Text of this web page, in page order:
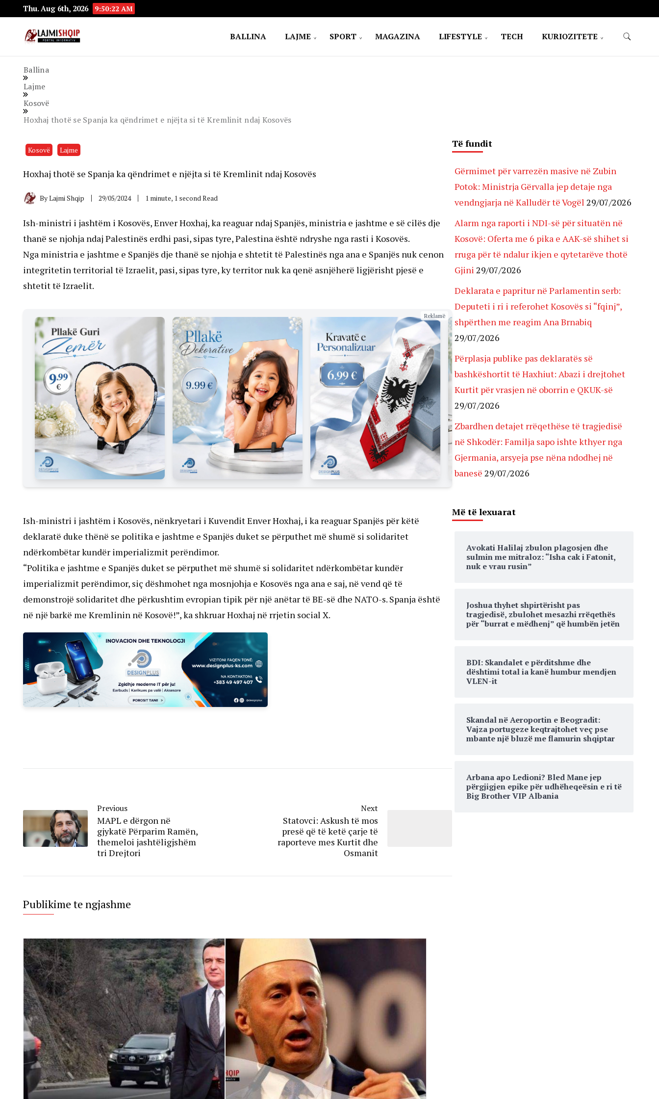
Thu. Aug 6th, 2026 9:50:23 AM
BALLINA LAJME SPORT MAGAZINA LIFESTYLE TECH KURIOZITETE
Ballina
Lajme
Kosovë
Hoxhaj thotë se Spanja ka qëndrimet e njëjta si të Kremlinit ndaj Kosovës
Kosovë Lajme
Hoxhaj thotë se Spanja ka qëndrimet e njëjta si të Kremlinit ndaj Kosovës
ByLajmi Shqip 29/05/2024 1 minute, 1 second Read
Ish-ministri i jashtëm i Kosovës, Enver Hoxhaj, ka reaguar ndaj Spanjës, ministria e jashtme e së cilës dje
thanë se njohja ndaj Palestinës erdhi pasi, sipas tyre, Palestina është ndryshe nga rasti i Kosovës.
Nga ministria e jashtme e Spanjës dje thanë se njohja e shtetit të Palestinës nga ana e Spanjës nuk cenon
integritetin territorial të Izraelit, pasi, sipas tyre, ky territor nuk ka qenë asnjëherë ligjërisht pjesë e
shtetit të Izraelit.
Reklamë
Ish-ministri i jashtëm i Kosovës, nënkryetari i Kuvendit Enver Hoxhaj, i ka reaguar Spanjës për këtë
deklaratë duke thënë se politika e jashtme e Spanjës duket se përputhet më shumë si solidaritet
ndërkombëtar kundër imperializmit perëndimor.
“Politika e jashtme e Spanjës duket se përputhet më shumë si solidaritet ndërkombëtar kundër
imperializmit perëndimor, siç dëshmohet nga mosnjohja e Kosovës nga ana e saj, në vend që të
demonstrojë solidaritet dhe përkushtim evropian tipik për një anëtar të BE-së dhe NATO-s. Spanja është
në një barkë me Kremlinin në Kosovë!”, ka shkruar Hoxhaj në rrjetin social X.
Previous
MAPL e dërgon në
gjykatë Përparim Ramën,
themeloi jashtëligjshëm
tri Drejtori
Next
Statovci: Askush të mos
presë që të ketë çarje të
raporteve mes Kurtit dhe
Osmanit
Publikime te ngjashme
Të fundit
Gërmimet për varrezën masive në Zubin
Potok: Ministrja Gërvalla jep detaje nga
vendngjarja në Kalludër të Vogël 29/07/2026
Alarm nga raporti i NDI-së për situatën në
Kosovë: Oferta me 6 pika e AAK-së shihet si
rruga për të ndalur ikjen e qytetarëve thotë
Gjini 29/07/2026
Deklarata e papritur në Parlamentin serb:
Deputeti i ri i referohet Kosovës si “fqinj”,
shpërthen me reagim Ana Brnabiq
29/07/2026
Përplasja publike pas deklaratës së
bashkëshortit të Haxhiut: Abazi i drejtohet
Kurtit për vrasjen në oborrin e QKUK-së
29/07/2026
Zbardhen detajet rrëqethëse të tragjedisë
në Shkodër: Familja sapo ishte kthyer nga
Gjermania, arsyeja pse nëna ndodhej në
banesë 29/07/2026
Më të lexuarat
Avokati Halilaj zbulon plagosjen dhe
sulmin me mitraloz: “Isha cak i Fatonit,
nuk e vrau rusin”
Joshua thyhet shpirtërisht pas
tragjedisë, zbulohet mesazhi rrëqethës
për “burrat e mëdhenj” që humbën jetën
BDI: Skandalet e përditshme dhe
dështimi total ia kanë humbur mendjen
VLEN-it
Skandal në Aeroportin e Beogradit:
Vajza portugeze keqtrajtohet veç pse
mbante një bluzë me flamurin shqiptar
Arbana apo Ledioni? Bled Mane jep
përgjigjen epike për udhëheqeësin e ri të
Big Brother VIP Albania